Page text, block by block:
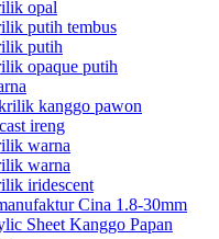
opal
putih tembus
putih
opaque putih
kanggo pawon
ireng
warna
warna
iridescent
Cina 1.8-30mm
Sheet Kanggo Papan